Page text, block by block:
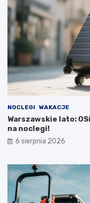
NOCLEGI WAKACJE
Warszawskie lato:
na noclegi!
6 sierpnia 2026